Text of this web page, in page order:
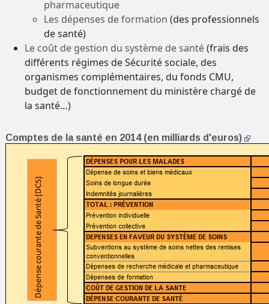
pharmaceutique
Les dépenses de formation (des professionnels
de santé)
Le coût de gestion du système de santé(frais des
différents régimes de Sécurité sociale, des
organismes complémentaires, du fonds CMU,
budget de fonctionnement du ministère chargé de
la santé…)
Comptes de la santé en 2014 (en milliards d'euros)